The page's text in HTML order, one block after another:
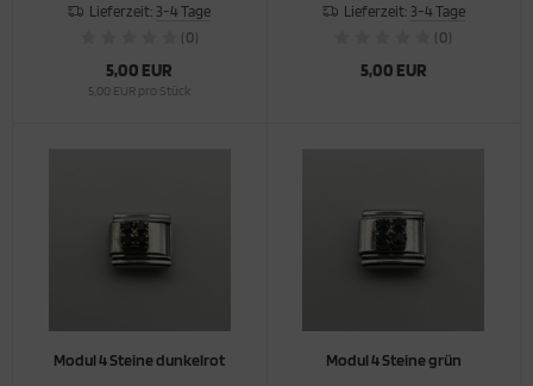
Lieferzeit: 3-4 Tage
(0)
5,00 EUR
5,00 EUR pro Stück
Lieferzeit: 3-4 Tage
(0)
5,00 EUR
Modul 4 Steine dunkelrot Modul 4 Steine grün